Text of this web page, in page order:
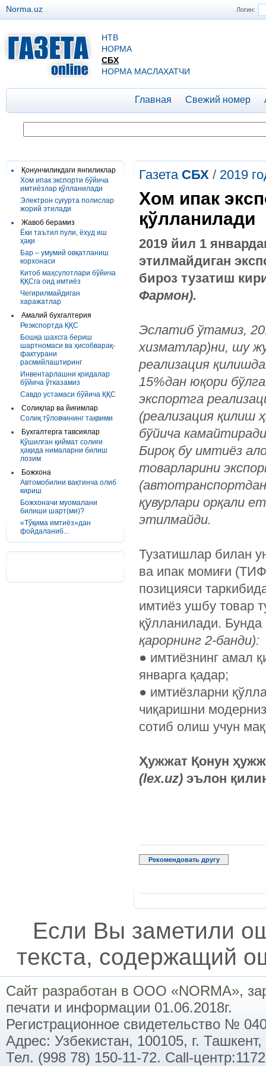
Логин:
Norma.uz
НТВ
НОРМА
СБХ
НОРМА МАСЛАХАТЧИ
Главная Свежий номер
Қонунчиликдаги янгиликлар
Хом ипак экспорти бўйича
имтиёзлар қўлланилади
Электрон суғурта полислар
жорий этилади
Жавоб берамиз
Ёки таътил пули, ёхуд иш
ҳақи
Бар – умумий овқатланиш
корхонаси
Китоб маҳсулотлари бўйича
ҚҚСга оид имтиёз
Чегирилмайдиган
харажатлар
Амалий бухгалтерия
Реэкспортда ҚҚС
Бошқа шахсга бериш
шартномаси ва ҳисобварақ-
фактурани
расмийлаштиринг
Инвентарлашни қоидалар
бўйича ўтказамиз
Савдо устамаси бўйича ҚҚС
Солиқлар ва йиғимлар
Солиқ тўловчининг тақвими
Бухгалтерга тавсиялар
Қўшилган қиймат солиғи
ҳақида нималарни билиш
лозим
Божхона
Автомобилни вақтинча олиб
кириш
Божхоначи муомалани
билиши шарт(ми)?
«Тўқима имтиёз»дан
фойдаланиб...
Газета СБХ / 2019
Хом ипак
қўлланилади
2019 йил 1
этилмайдиган
бироз тузатиш
Фармон).
Эслатиб ўтамиз,
хизматлар)ни, шу
реализация
15%дан юқори
экспортга
(реализация қилиш
бўйича камайтиради
Бироқ бу имтиёз
товарларини
қувурлари орқали
этилмайди.
Тузатишлар билан
ва ипак момиғи
позицияси
имтиёз ушбу товар
қўлланилади.
қарорнинг 2-банди):
● имтиёзнинг амал
январга қадар;
● имтиёзларни
чиқаришни
сотиб олиш учун
Ҳужжат Қонун
(lex.uz) эълон
Рекомендовать другу
Если Вы заметили
текста, содержащий
Сайт разработан в ООО «NORMA»,
печати и информации 01.06.2018г.
Регистрационное свидетельство №
Адрес: Узбекистан, 100105, г.
Тел. (998 78) 150-11-72. Call-